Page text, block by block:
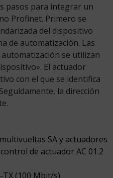
pasos para integrar un
Profinet. Primero se
del dispositivo
de automatización. Las
se utilizan
El actuador
con el que se identifica
la dirección
SA y actuadores
de actuador AC 01.2
(100 Mbit/s)